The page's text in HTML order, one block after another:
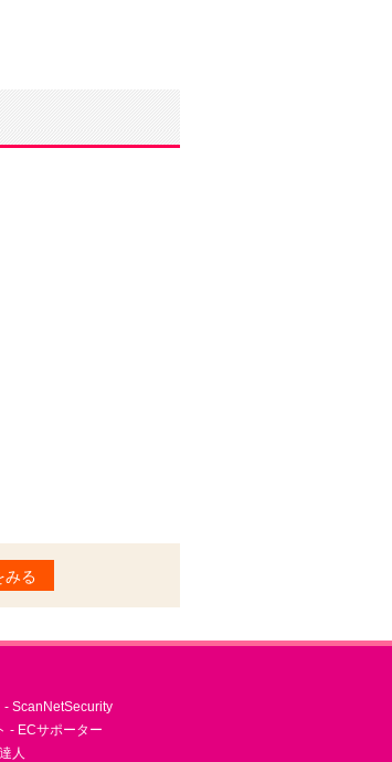
みる
- ScanNetSecurity
- ECサポーター
人